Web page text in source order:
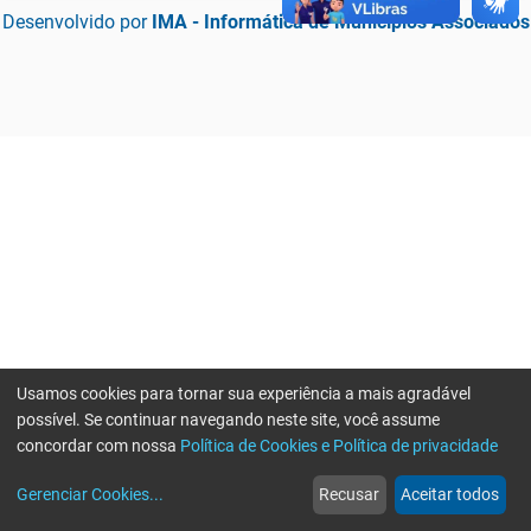
Desenvolvido por IMA - Informática de Municípios Associados
web
Notícias
more_horiz
Mais
Usamos cookies para tornar sua experiência a mais agradável
possível. Se continuar navegando neste site, você assume
concordar com nossa Política de Cookies e Política de privacidade
Gerenciar Cookies... Recusar Aceitar todos
Erro ao enviar informações, por favor tente novamente